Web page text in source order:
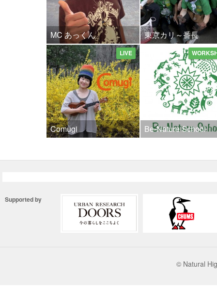
MC あっくん 東京カリ～番長
Comugi
LIVE
Be-Nature School
Supported by
© Natural